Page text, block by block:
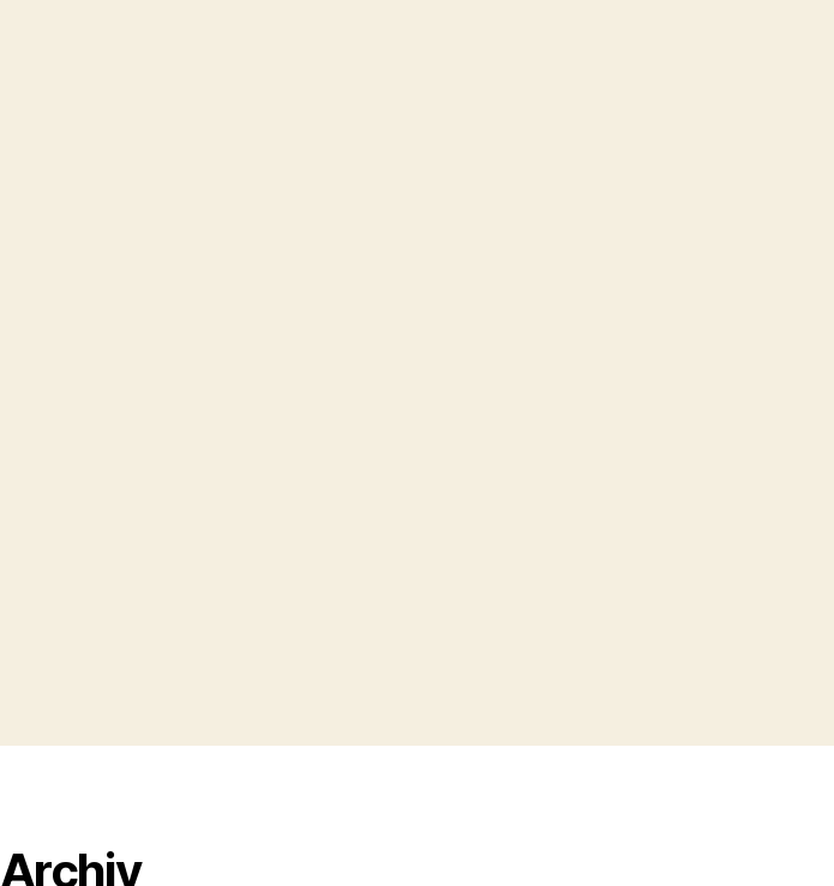
Archiv